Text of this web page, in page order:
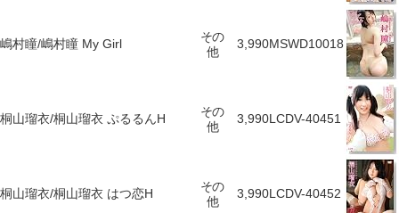
嶋村瞳/嶋村瞳 My Girl
その
他
3,990MSWD10018
桐山瑠衣/桐山瑠衣 ぷるるんH
その
他
3,990LCDV-40451
桐山瑠衣/桐山瑠衣 はつ恋H
その
他
3,990LCDV-40452